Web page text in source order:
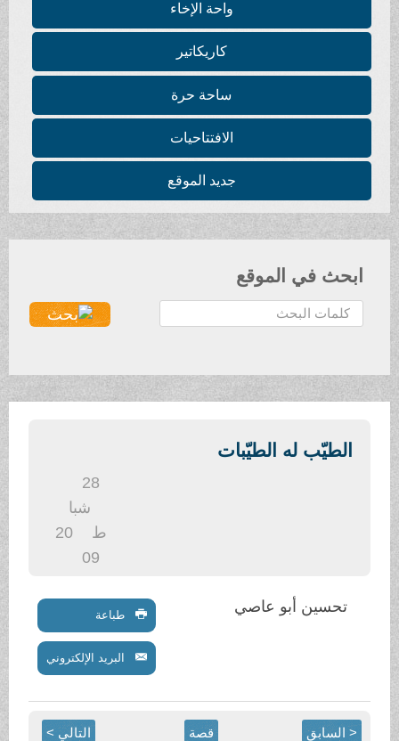
واحة الإخاء
كاريكاتير
ساحة حرة
الافتتاحيات
جديد الموقع
ابحث في الموقع
ح
ث
الطيّب له الطيّبات
شبا
تحسين أبو عاصي طباعة
البريد الإلكتروني
< السابق قصة التالي >